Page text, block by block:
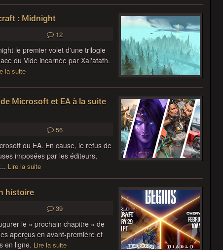
: Midnight
12
le premier volet d'une trilogie
du Vide incarnée par Xal'atath.
la suite
Microsoft et EA à la suite
56
ou EA. En cause, le refus de
imposées par les éditeurs,
Lire la suite
histoire
39
le « prochain chapitre » de
aperçus en avant-première et
en ligne. Lire la suite